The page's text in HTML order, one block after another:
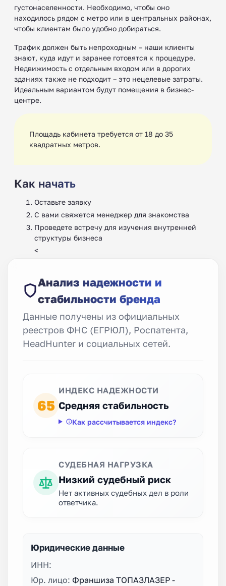
густонаселенности. Необходимо, чтобы оно
находилось рядом с метро или в центральных районах,
чтобы клиентам было удобно добираться.
Трафик должен быть непроходным – наши клиенты
знают, куда идут и заранее готовятся к процедуре.
Недвижимость с отдельным входом или в дорогих
зданиях также не подходит – это нецелевые затраты.
Идеальным вариантом будут помещения в бизнес-
центре.
Площадь кабинета требуется от 18 до 35
квадратных метров.
Как начать
Оставьте заявку
С вами свяжется менеджер для знакомства
Проведете встречу для изучения внутренней
структуры бизнеса
<
Анализ надежности и
стабильности бренда
Данные получены из официальных
реестров ФНС (ЕГРЮЛ), Роспатента,
HeadHunter и социальных сетей.
65
ИНДЕКС НАДЕЖНОСТИ
Средняя стабильность
Как рассчитывается индекс?
СУДЕБНАЯ НАГРУЗКА
Низкий судебный риск
Нет активных судебных дел в роли
ответчика.
Юридические данные
ИНН:
Юр. лицо: Франшиза ТОПАЗЛАЗЕР -